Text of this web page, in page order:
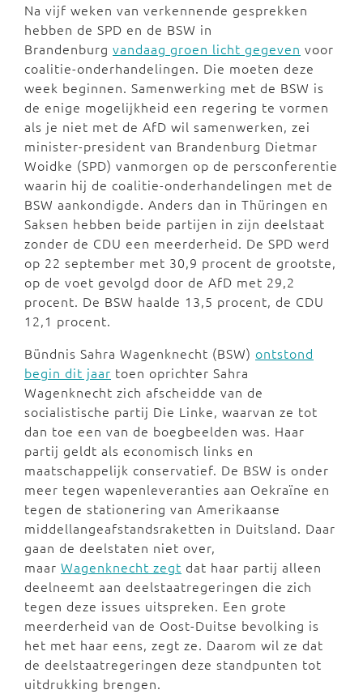
Na vijf weken van verkennende gesprekken
hebben de SPD en de BSW in
Brandenburg vandaag groen licht gegeven voor
coalitie-onderhandelingen. Die moeten deze
week beginnen. Samenwerking met de BSW is
de enige mogelijkheid een regering te vormen
als je niet met de AfD wil samenwerken, zei
minister-president van Brandenburg Dietmar
Woidke (SPD) vanmorgen op de persconferentie
waarin hij de coalitie-onderhandelingen met de
BSW aankondigde. Anders dan in Thüringen en
Saksen hebben beide partijen in zijn deelstaat
zonder de CDU een meerderheid. De SPD werd
op 22 september met 30,9 procent de grootste,
op de voet gevolgd door de AfD met 29,2
procent. De BSW haalde 13,5 procent, de CDU
12,1 procent.
Bündnis Sahra Wagenknecht (BSW) ontstond
begin dit jaar toen oprichter Sahra
Wagenknecht zich afscheidde van de
socialistische partij Die Linke, waarvan ze tot
dan toe een van de boegbeelden was. Haar
partij geldt als economisch links en
maatschappelijk conservatief. De BSW is onder
meer tegen wapenleveranties aan Oekraïne en
tegen de stationering van Amerikaanse
middellangeafstandsraketten in Duitsland. Daar
gaan de deelstaten niet over,
maar Wagenknecht zegt dat haar partij alleen
deelneemt aan deelstaatregeringen die zich
tegen deze issues uitspreken. Een grote
meerderheid van de Oost-Duitse bevolking is
het met haar eens, zegt ze. Daarom wil ze dat
de deelstaatregeringen deze standpunten tot
uitdrukking brengen.